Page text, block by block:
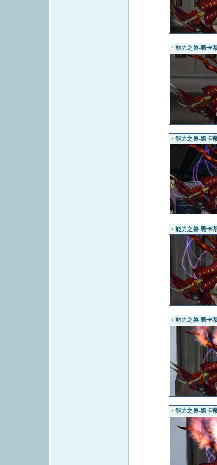
・能力之兽-黑卡
・能力之兽-黑卡
・能力之兽-黑卡
・能力之兽-黑卡
・能力之兽-黑卡